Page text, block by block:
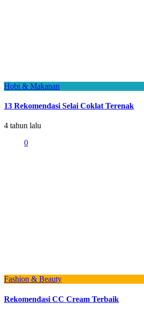
Hobi & Makanan
13 Rekomendasi Selai Coklat Terenak
4 tahun lalu
0
Fashion & Beauty
Rekomendasi CC Cream Terbaik